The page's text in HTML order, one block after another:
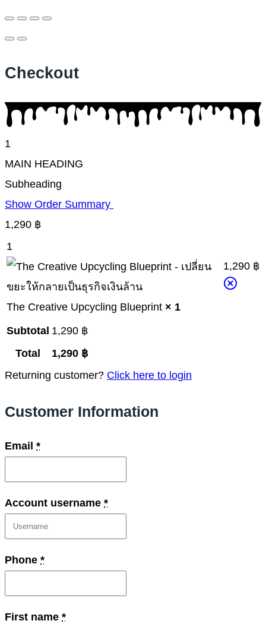
Checkout
1
MAIN HEADING
Subheading
Show Order Summary
1,290 ฿
1
The Creative Upcycling Blueprint × 1
1,290 ฿
Subtotal 1,290 ฿
Total
1,290 ฿
Returning customer? Click here to login
Customer Information
Email *
Account username *
Phone *
First name *